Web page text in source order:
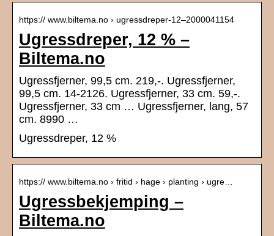
https:// www.biltema.no › ugressdreper-12–2000041154
Ugressdreper, 12 % –
Biltema.no
Ugressfjerner, 99,5 cm. 219,-. Ugressfjerner,
99,5 cm. 14-2126. Ugressfjerner, 33 cm. 59,-.
Ugressfjerner, 33 cm … Ugressfjerner, lang, 57
cm. 8990 …
Ugressdreper, 12 %
https:// www.biltema.no › fritid › hage › planting › ugre…
Ugressbekjemping –
Biltema.no